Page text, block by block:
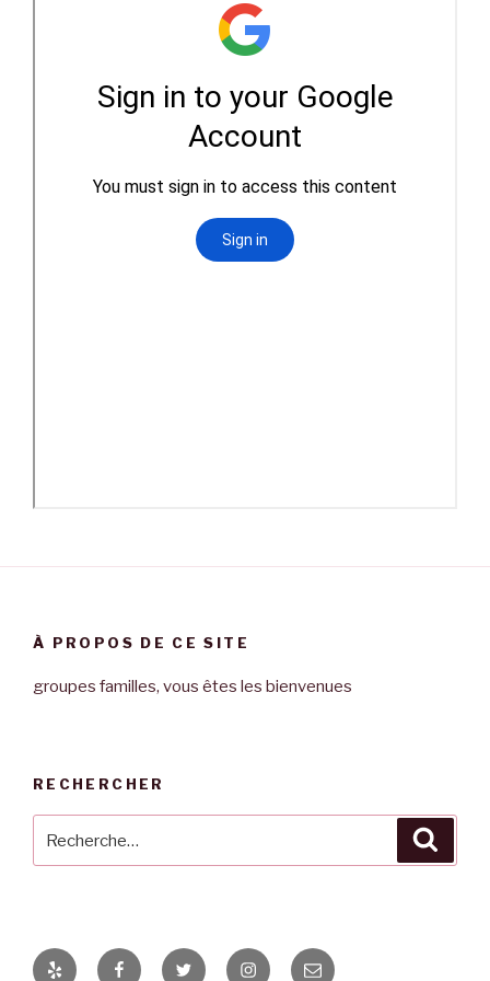
À PROPOS DE CE SITE
groupes familles, vous êtes les bienvenues
RECHERCHER
Yelp FacebookTwitter Instagram
E-